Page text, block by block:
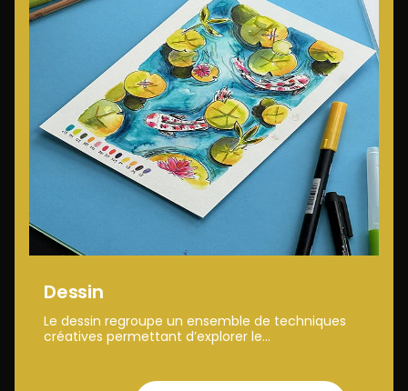
Dessin
Le dessin regroupe un ensemble de techniques
créatives permettant d’explorer le...